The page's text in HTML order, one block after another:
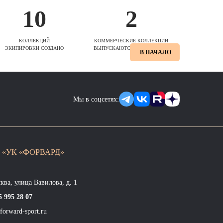
10
КОЛЛЕКЦИЙ
ЭКИПИРОВКИ СОЗДАНО
2
КОММЕРЧЕСКИЕ КОЛЛЕКЦИИ
ВЫПУСКАЮТСЯ ЕЖЕСЕЗОННО
В НАЧАЛО
Мы в соцсетях:
«ФОРВАРД»
улица Вавилова, д. 1
995 28 07
sport.ru